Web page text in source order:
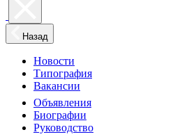
Назад
Новости
Типография
Вакансии
Объявления
Биографии
Руководство